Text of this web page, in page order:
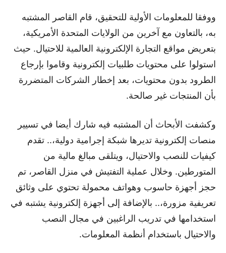
ووفقا للمعلومات الأولية للتحقيق، قام القاصر المشتبه
به، بالتعاون مع آخرين من الولايات المتحدة الأمريكية،
بتعريض مواقع التجارة الإلكترونية العالمية للاحتيال. حيث
استولوا على محتويات طلبيات إلكترونية وقاموا بإرجاع
الطرود بدون محتويات، بعد إخطار الشركات المتضررة
بأن المنتجات غير صالحة.
وكشفت الأبحاث أن المشتبه فيه شارك أيضا في تسيير
منصات إلكترونية تديرها شبكة إجرامية دولية،.. تقدم
كيفيات للنصب والاحتيال، ويتلقى مبالغ مالية من
المتورطين. وخلال عملية التفتيش في منزل القاصر، تم
حجز أجهزة حاسوب وهواتف محمولة تحتوي على وثائق
تعريفية مزورة،.. بالإضافة إلى أجهزة إلكترونية يشتبه في
استخدامها في تدريب الراغبين في مجال النصب
والاحتيال باستخدام أنظمة المعلومات.